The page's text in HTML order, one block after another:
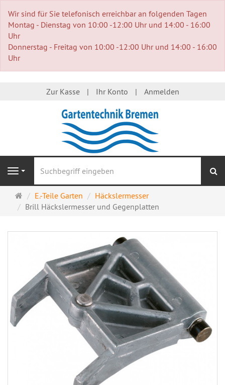
Wir sind für Sie telefonisch erreichbar an folgenden Tagen
Montag - Dienstag von 10:00 -12:00 Uhr und 14:00 - 16:00
Uhr
Donnerstag - Freitag von 10:00 -12:00 Uhr und 14:00 - 16:00
Uhr
Zur Kasse Ihr Konto Anmelden
Navigation
Startseite
E.-Teile Garten
Häckslermesser
Brill Häckslermesser und Gegenplatten